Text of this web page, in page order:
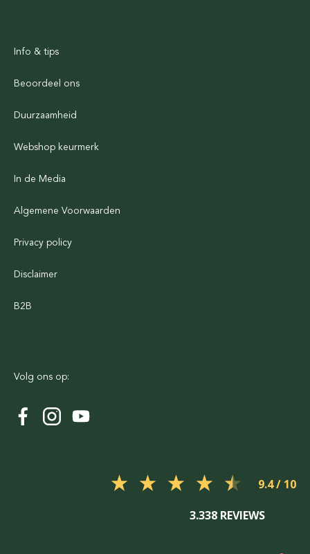
Info & tips
Beoordeel ons
Duurzaamheid
Webshop keurmerk
In de Media
Algemene Voorwaarden
Privacy policy
Disclaimer
B2B
Volg ons op:
9.4
3.338 REVIEWS